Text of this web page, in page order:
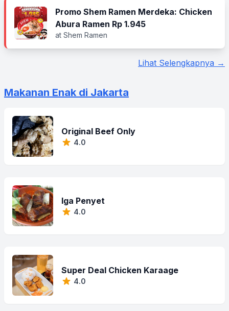
Promo Shem Ramen Merdeka: Chicken
Abura Ramen Rp 1.945
at Shem Ramen
Lihat Selengkapnya →
Makanan Enak di Jakarta
Original Beef Only
4.0
Iga Penyet
4.0
Super Deal Chicken Karaage
4.0